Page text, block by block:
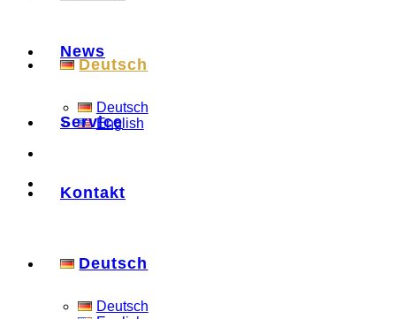
Deutsch
Deutsch
English
News
Service
Kontakt
Deutsch
Deutsch